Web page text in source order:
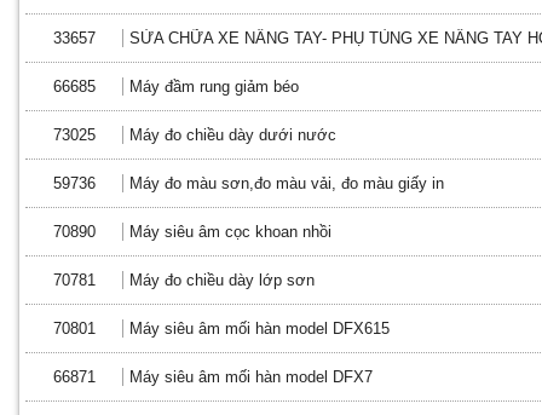
33657 SỬA CHỮA XE NÂNG TAY- PHỤ TÙNG XE NÂNG TAY
66685 Máy đầm rung giảm béo
73025 Máy đo chiều dày dưới nước
59736 Máy đo màu sơn,đo màu vải, đo màu giấy in
70890 Máy siêu âm cọc khoan nhồi
70781 Máy đo chiều dày lớp sơn
70801 Máy siêu âm mối hàn model DFX615
66871 Máy siêu âm mối hàn model DFX7